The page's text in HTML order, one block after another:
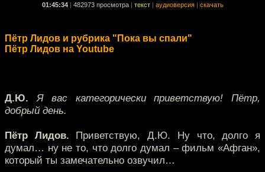
01:45:34 482973 просмотра текст аудиоверсия скачать
Пётр Лидов и рубрика "Пока вы спали"
Пётр Лидов на Youtube
Д.Ю. Я вас категорически приветствую! Пётр,
добрый день.
Пётр Лидов. Приветствую, Д.Ю. Ну что, долго я
думал… ну не то, что долго думал – фильм «Афган»,
который ты замечательно озвучил…